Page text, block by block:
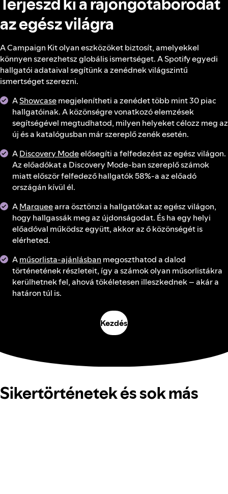
Terjeszd ki a rajongótáborodat
az egész világra
A Campaign Kit olyan eszközöket biztosít, amelyekkel
könnyen szerezhetsz globális ismertséget. A Spotify egyedi
hallgatói adataival segítünk a zenédnek világszintű
ismertséget szerezni.
AShowcasemegjelenítheti a zenédet több mint 30 piac
hallgatóinak. A közönségre vonatkozó elemzések
segítségével megtudhatod, milyen helyeket célozz meg az
új és a katalógusban már szereplő zenék esetén.
ADiscovery Modeelősegíti a felfedezést az egész világon.
Az előadókat a Discovery Mode-ban szereplő számok
miatt először felfedező hallgatók 58%-a az előadó
országán kívül él.
AMarqueearra ösztönzi a hallgatókat az egész világon,
hogy hallgassák meg az újdonságodat. És ha egy helyi
előadóval működsz együtt, akkor az ő közönségét is
elérheted.
Aműsorlista-ajánlásban megoszthatod a dalod
történetének részleteit, így a számok olyan műsorlistákra
kerülhetnek fel, ahová tökéletesen illeszkednek – akár a
határon túl is.
Kezdés
Sikertörténetek és sok más